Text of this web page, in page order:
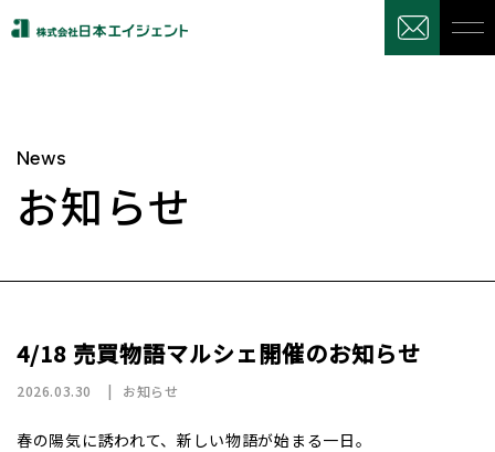
News
お知らせ
4/18 売買物語マルシェ開催のお知らせ
2026.03.30 お知らせ
春の陽気に誘われて、新しい物語が始まる一日。